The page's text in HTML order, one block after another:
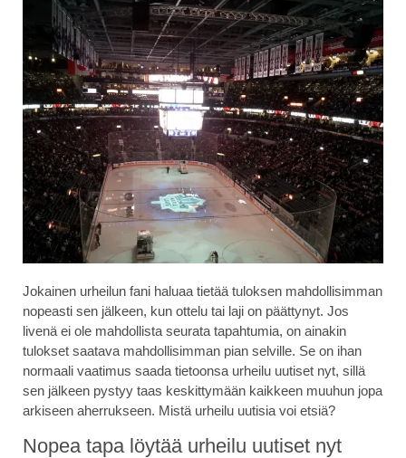
Jokainen urheilun fani haluaa tietää tuloksen mahdollisimman
nopeasti sen jälkeen, kun ottelu tai laji on päättynyt. Jos
livenä ei ole mahdollista seurata tapahtumia, on ainakin
tulokset saatava mahdollisimman pian selville. Se on ihan
normaali vaatimus saada tietoonsa urheilu uutiset nyt, sillä
sen jälkeen pystyy taas keskittymään kaikkeen muuhun jopa
arkiseen aherrukseen. Mistä urheilu uutisia voi etsiä?
Nopea tapa löytää urheilu uutiset nyt